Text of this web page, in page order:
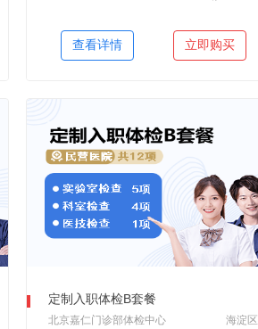
＋加入对比
查看详情 立即购买
定制入职体检B套餐
北京嘉仁门诊部体检中心 海淀区